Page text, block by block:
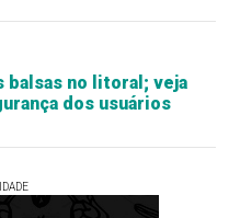
balsas no litoral; veja
dos usuários